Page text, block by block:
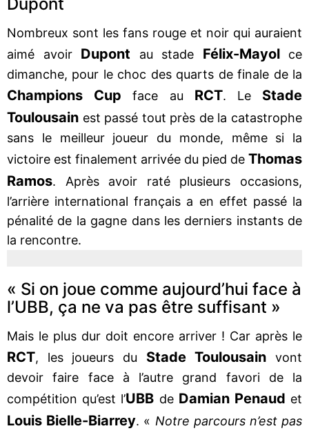
Nombreux sont les fans rouge et noir qui auraient
aimé avoir Dupont au stade Félix-Mayolce
dimanche, pour le choc des quarts de finale de la
Champions Cupface au RCT. Le Stade
Toulousain est passé tout près de la catastrophe
sans le meilleur joueur du monde, même si la
victoire est finalement arrivée du pied de Thomas
Ramos. Après avoir raté plusieurs occasions,
l’arrière international français a en effet passé la
pénalité de la gagne dans les derniers instants de
la rencontre.
« Si on joue comme aujourd’hui face à
l’UBB, ça ne va pas être suffisant »
Mais le plus dur doit encore arriver ! Car après le
RCT, les joueurs du Stade Toulousainvont
devoir faire face à l’autre grand favori de la
compétition qu’est l’UBB de Damian Penaud et
Louis Bielle-Biarrey. « Notre parcours n’est pas